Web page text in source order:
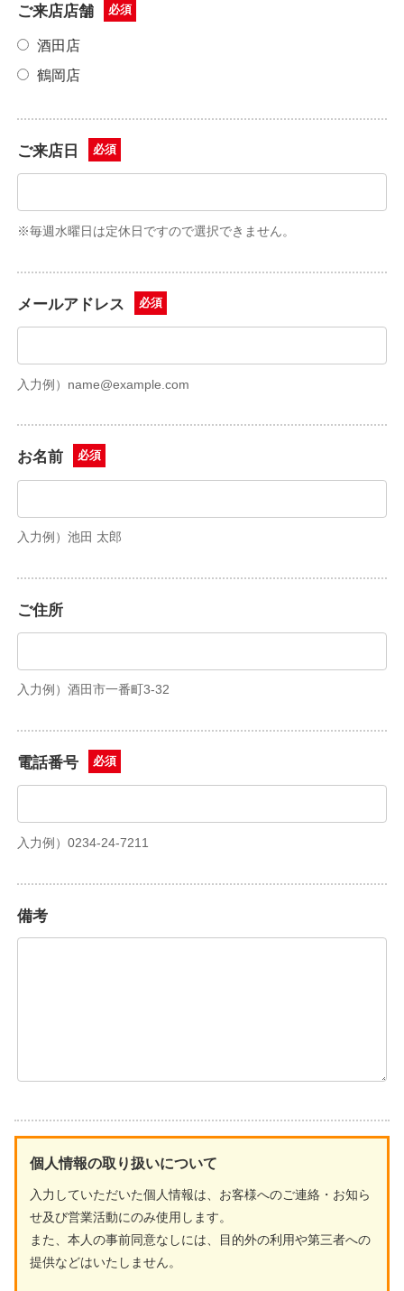
ご来店店舗 必須
酒田店
鶴岡店
ご来店日 必須
※毎週水曜日は定休日ですので選択できません。
メールアドレス 必須
入力例）name@example.com
お名前 必須
入力例）池田 太郎
ご住所
入力例）酒田市一番町3-32
電話番号 必須
入力例）0234-24-7211
備考
個人情報の取り扱いについて
入力していただいた個人情報は、お客様へのご連絡・お知ら
せ及び営業活動にのみ使用します。
また、本人の事前同意なしには、目的外の利用や第三者への
提供などはいたしません。